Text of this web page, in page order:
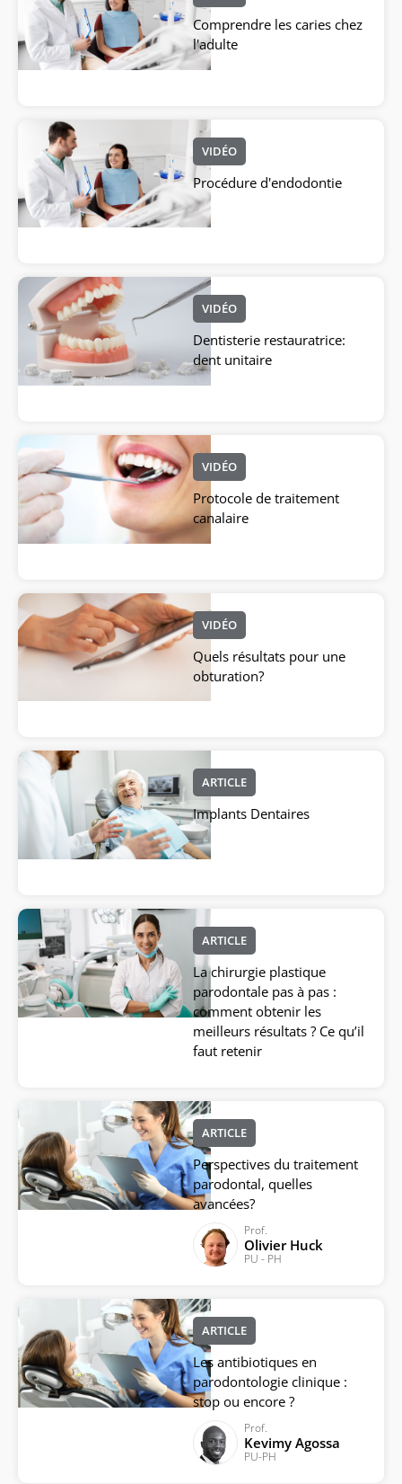
Comprendre les caries chez
l'adulte
VIDÉO
Procédure d'endodontie
VIDÉO
Dentisterie restauratrice:
dent unitaire
VIDÉO
Protocole de traitement
canalaire
VIDÉO
Quels résultats pour une
obturation?
ARTICLE
Implants Dentaires
ARTICLE
La chirurgie plastique
parodontale pas à pas :
comment obtenir les
meilleurs résultats ? Ce qu’il
faut retenir
ARTICLE
Perspectives du traitement
parodontal, quelles
avancées?
Prof.
Olivier Huck
PU - PH
ARTICLE
Les antibiotiques en
parodontologie clinique :
stop ou encore ?
Prof.
Kevimy Agossa
PU-PH